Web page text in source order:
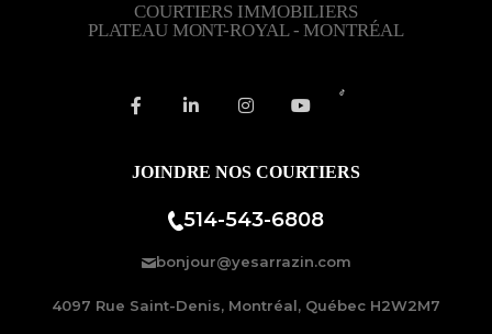
COURTIERS IMMOBILIERS
PLATEAU MONT-ROYAL - MONTRÉAL
JOINDRE NOS COURTIERS
514-543-6808
bonjour@yesarrazin.com
4097 Rue Saint-Denis, Montréal, Québec H2W2M7